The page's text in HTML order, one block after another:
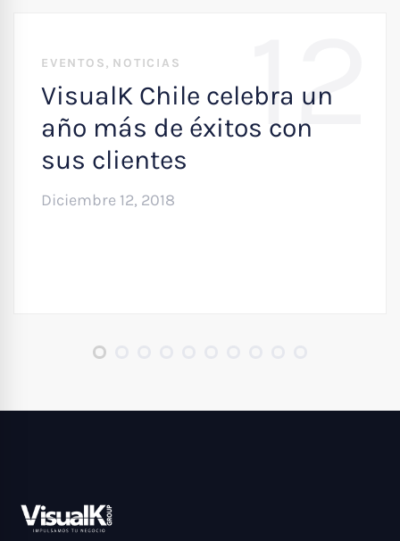
12
EVENTOS, NOTICIAS
VisualK Chile celebra un
año más de éxitos con
sus clientes
Diciembre 12, 2018